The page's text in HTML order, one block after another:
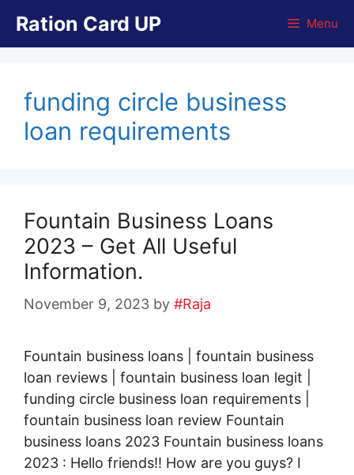
content
Ration Card UP Menu
funding circle business
loan requirements
Fountain Business Loans
2023 – Get All Useful
Information.
November 9, 2023 by #Raja
Fountain business loans | fountain business
loan reviews | fountain business loan legit |
funding circle business loan requirements |
fountain business loan review Fountain
business loans 2023 Fountain business loans
2023 : Hello friends!! How are you guys? I